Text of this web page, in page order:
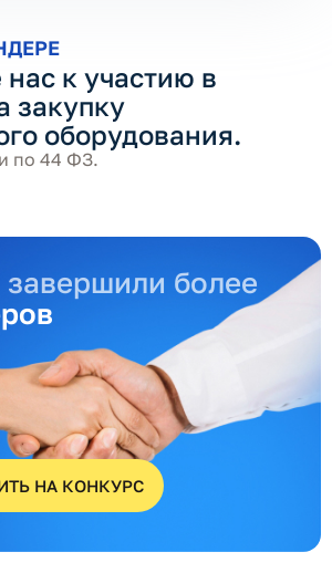
нас к участию в
закупку
оборудования.
по 44 ФЗ.
более
НА КОНКУРС